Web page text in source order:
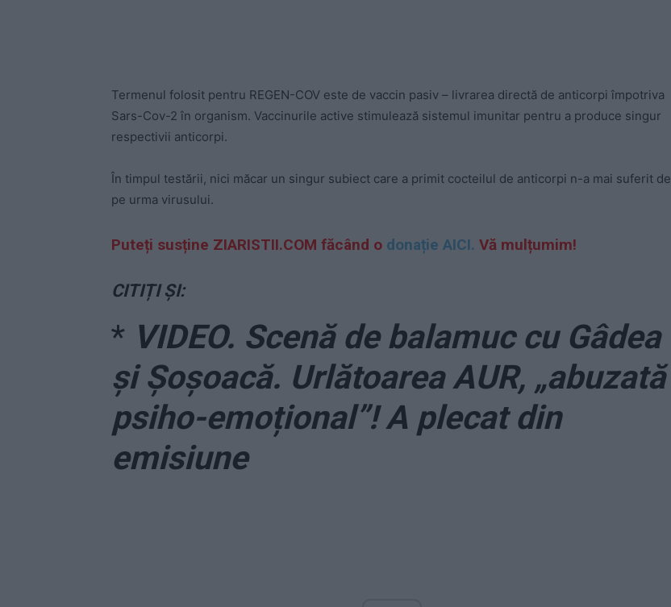
Termenul folosit pentru REGEN-COV este de vaccin pasiv – livrarea directă de anticorpi împotriva
Sars-Cov-2 în organism. Vaccinurile active stimulează sistemul imunitar pentru a produce singur
respectivii anticorpi.
În timpul testării, nici măcar un singur subiect care a primit cocteilul de anticorpi n-a mai suferit de
pe urma virusului.
Puteți susține ZIARISTII.COM făcând o donație AICI. Vă mulțumim!
CITIȚI ȘI:
* VIDEO. Scenă de balamuc cu Gâdea
și Șoșoacă. Urlătoarea AUR, „abuzată
psiho-emoțional”! A plecat din
emisiune